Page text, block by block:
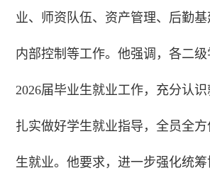
业、师资队伍、资产管理、后勤基
内部控制等工作。他强调，各二
2026届毕业生就业工作，充分认识
扎实做好学生就业指导，全员全
生就业。他要求，进一步强化统